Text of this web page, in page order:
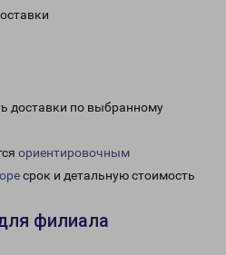
доставки по выбранному
ориентировочным
срок и детальную стоимость
филиала